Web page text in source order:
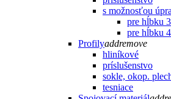
s možnosťou
pre hĺbku
pre hĺbku
Profilyaddremove
hliníkové
príslušenstvo
sokle, okop.
tesniace